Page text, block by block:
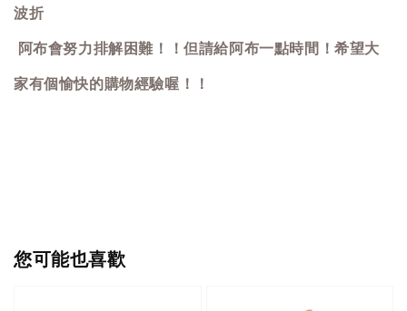
波折
阿布會努力排解困難！！但請給阿布一點時間！希望大
家有個愉快的購物經驗喔！！
您可能也喜歡